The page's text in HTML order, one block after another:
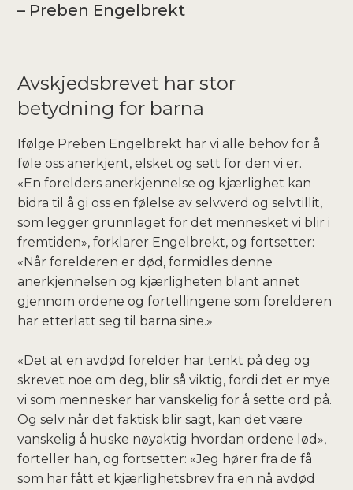
– Preben Engelbrekt
Avskjedsbrevet har stor
betydning for barna
Ifølge Preben Engelbrekt har vi alle behov for å
føle oss anerkjent, elsket og sett for den vi er.
«En forelders anerkjennelse og kjærlighet kan
bidra til å gi oss en følelse av selvverd og selvtillit,
som legger grunnlaget for det mennesket vi blir i
fremtiden», forklarer Engelbrekt, og fortsetter:
«Når forelderen er død, formidles denne
anerkjennelsen og kjærligheten blant annet
gjennom ordene og fortellingene som forelderen
har etterlatt seg til barna sine.»
«Det at en avdød forelder har tenkt på deg og
skrevet noe om deg, blir så viktig, fordi det er mye
vi som mennesker har vanskelig for å sette ord på.
Og selv når det faktisk blir sagt, kan det være
vanskelig å huske nøyaktig hvordan ordene lød»,
forteller han, og fortsetter: «Jeg hører fra de få
som har fått et kjærlighetsbrev fra en nå avdød